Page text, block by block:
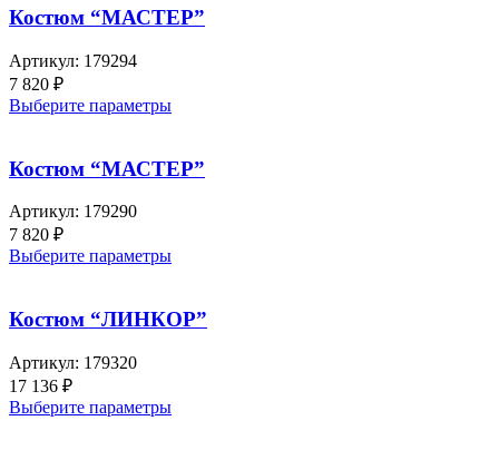
Костюм “МАСТЕР”
Артикул: 179294
7 820 ₽
Выберите параметры
Костюм “МАСТЕР”
Артикул: 179290
7 820 ₽
Выберите параметры
Костюм “ЛИНКОР”
Артикул: 179320
17 136 ₽
Выберите параметры